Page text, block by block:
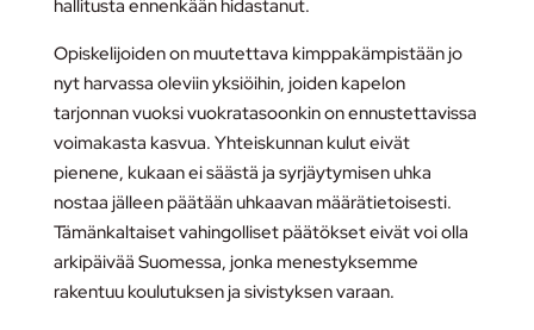
hallitusta ennenkään hidastanut.
Opiskelijoiden on muutettava kimppakämpistään jo
nyt harvassa oleviin yksiöihin, joiden kapelon
tarjonnan vuoksi vuokratasoonkin on ennustettavissa
voimakasta kasvua. Yhteiskunnan kulut eivät
pienene, kukaan ei säästä ja syrjäytymisen uhka
nostaa jälleen päätään uhkaavan määrätietoisesti.
Tämänkaltaiset vahingolliset päätökset eivät voi olla
arkipäivää Suomessa, jonka menestyksemme
rakentuu koulutuksen ja sivistyksen varaan.